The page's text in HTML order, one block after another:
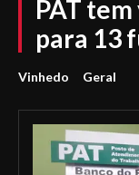
PAT
para 13
Vinhedo Geral